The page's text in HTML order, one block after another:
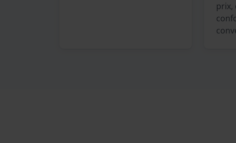
prix,